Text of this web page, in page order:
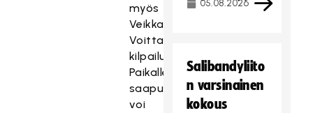
myös
Veikkauksen
Voittajakatsomo-
kilpailuun.
Paikalle
saapuvat
voi
05.08.2026
Salibandyliito
n varsinainen
kokous